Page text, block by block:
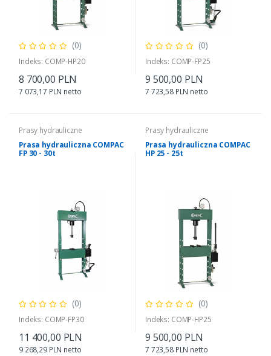
(0)
Indeks: COMP-HP20
8 700,00 PLN
7 073,17 PLN netto
(0)
Indeks: COMP-FP25
9 500,00 PLN
7 723,58 PLN netto
Prasy hydrauliczne
Prasa hydrauliczna COMPAC
FP 30 - 30t
(0)
Indeks: COMP-FP30
11 400,00 PLN
9 268,29 PLN netto
Prasy hydrauliczne
Prasa hydrauliczna COMPAC
HP 25 - 25t
(0)
Indeks: COMP-HP25
9 500,00 PLN
7 723,58 PLN netto